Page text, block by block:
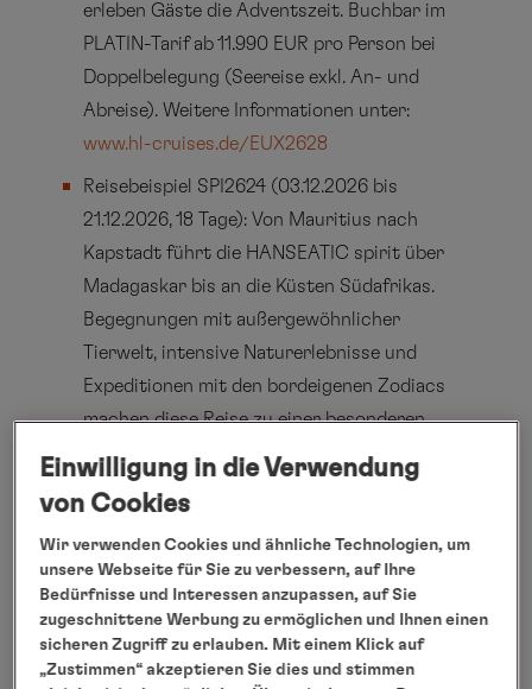
erleben Gäste die Adventszeit. Buchbar im
PLATIN-Tarif ab 11.990 EUR pro Person bei
Doppelbelegung (Seereise exkl. An- und
Abreise). Weitere Informationen unter:
www.hl-cruises.de/EUX2628
Reisebeispiel SPI2624 (03.12.2026 bis
21.12.2026, 18 Tage): Von Mauritius nach
Kapstadt führt die HANSEATIC spirit über
Madagaskar bis an die Küsten Südafrikas.
Begegnungen mit außergewöhnlicher
Tierwelt, intensive Naturerlebnisse und
Expeditionen mit den bordeigenen Zodiacs
machen diese Reise zu einer besonderen
Einstimmung auf die Festtage. Buchbar im
PLATIN-Tarif ab 12.770 EUR pro Person bei
Abreise). Weitere Informationen unter:
www.hl-cruises.de/SPI2624
Nordische Winterwelten mit
HANSEATIC nature bewusst
Einwilligung in die Verwendung
von Cookies
Wir verwenden Cookies und ähnliche Technologien, um
unsere Webseite für Sie zu verbessern, auf Ihre
Bedürfnisse und Interessen anzupassen, auf Sie
zugeschnittene Werbung zu ermöglichen und Ihnen einen
sicheren Zugriff zu erlauben. Mit einem Klick auf
„Zustimmen“ akzeptieren Sie dies und stimmen